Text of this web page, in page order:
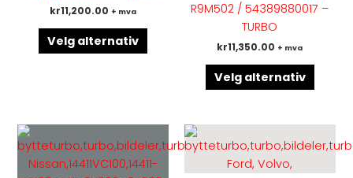
kr11,200.00 + mva
Velg alternativ
produktsiden
R9M502 / 54389880017 –
TURBO
kr11,350.00 + mva
Velg alternativ
velges
produktet
har